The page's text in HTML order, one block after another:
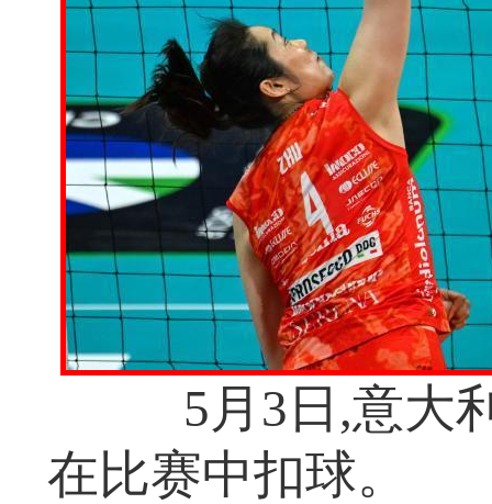
5月3日,意大利
在比赛中扣球。